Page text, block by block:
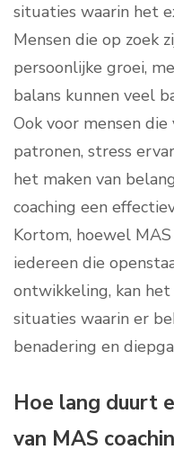
situaties waarin het
Mensen die op zoek
persoonlijke groei,
balans kunnen veel
Ook voor mensen
patronen, stress
het maken van
coaching een
Kortom, hoewel
iedereen die
ontwikkeling, kan
situaties waarin er
benadering en
Hoe lang duurt
van MAS